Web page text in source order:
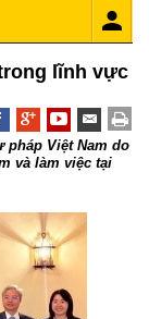
lĩnh vực
pháp Việt Nam do
và làm việc tại